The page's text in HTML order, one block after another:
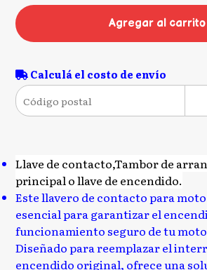
Agregar al carrito
Calculá el costo de envío
Llave de contacto,Tambor de
principal o llave de encendido.
Este llavero de contacto para
esencial para garantizar el
funcionamiento seguro de tu
Diseñado para reemplazar el
encendido original, ofrece una